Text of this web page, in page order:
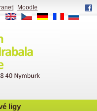
ligy
|
Moodle
EN
CS DE FR RU